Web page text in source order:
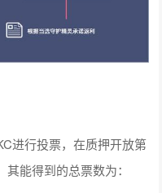
进行投票，在质押开放第
能得到的总票数为：